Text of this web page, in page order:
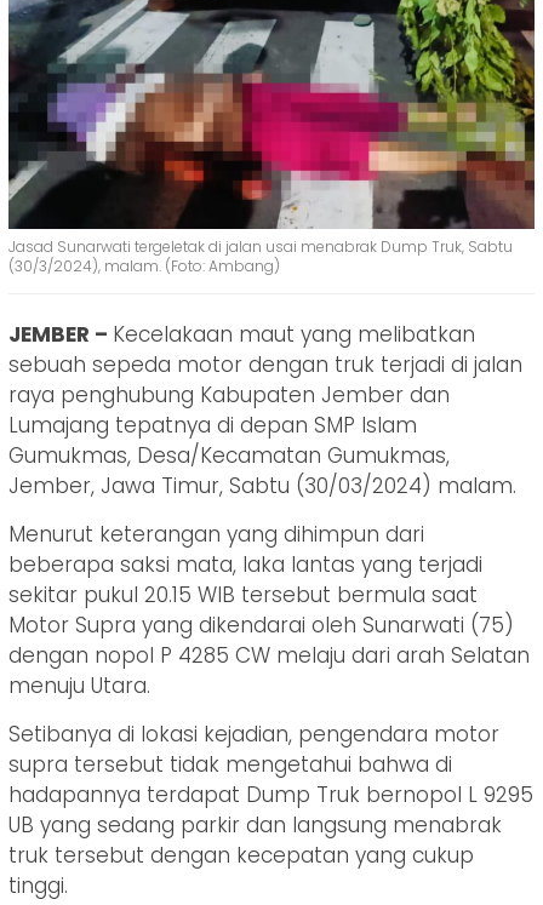
Jasad Sunarwati tergeletak di jalan usai menabrak Dump Truk, Sabtu
(30/3/2024), malam. (Foto: Ambang)
JEMBER – Kecelakaan maut yang melibatkan
sebuah sepeda motor dengan truk terjadi di jalan
raya penghubung Kabupaten Jember dan
Lumajang tepatnya di depan SMP Islam
Gumukmas, Desa/Kecamatan Gumukmas,
Jember, Jawa Timur, Sabtu (30/03/2024) malam.
Menurut keterangan yang dihimpun dari
beberapa saksi mata, laka lantas yang terjadi
sekitar pukul 20.15 WIB tersebut bermula saat
Motor Supra yang dikendarai oleh Sunarwati (75)
dengan nopol P 4285 CW melaju dari arah Selatan
menuju Utara.
Setibanya di lokasi kejadian, pengendara motor
supra tersebut tidak mengetahui bahwa di
hadapannya terdapat Dump Truk bernopol L 9295
UB yang sedang parkir dan langsung menabrak
truk tersebut dengan kecepatan yang cukup
tinggi.